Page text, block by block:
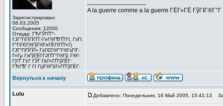
Зарегистрирован:
06.03.2005
Сообщения: 12000
Откуда: ГЋГЎГҐГ°-
ГЈГ°ГіГЇГЇГҐГ­-Г¤Г®Г¶ГҐГ­ГІ, Г±ГІ.
Г°ГіГЄГ®ГўГ®Г¤ГЁГІГҐГ«Гј
ГЈГ°ГіГЇГЇГ» Г±ГЄГ®Г°Г®Г±ГІГ­
Г»Гµ Г±ГўГЁГ­ГЈГҐГ°Г®Гў, Г®Г­
Г¦ГҐ Г‡Г ГЎГ ГёГ«ГҐГўГЁГ·
ГЋГ¶Г Г ГІ ГЏГ®ГЅГ«ГҐГўГЁГ·
A la guerre comme a la guerre ГЁГ«ГЁ
Вернуться к началу
Lulu Добавлено: Понедельник, 16 Май 2005, 15:41:13